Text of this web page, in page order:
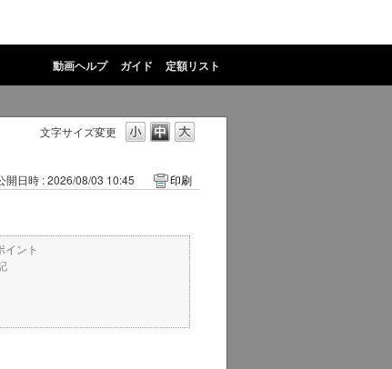
動画ヘルプ ガイド 定額リスト
文字サイズ変更
開日時 : 2026/08/03 10:45 印刷
イント